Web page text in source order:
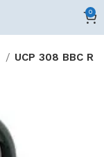
0
UCP 308 BBC R